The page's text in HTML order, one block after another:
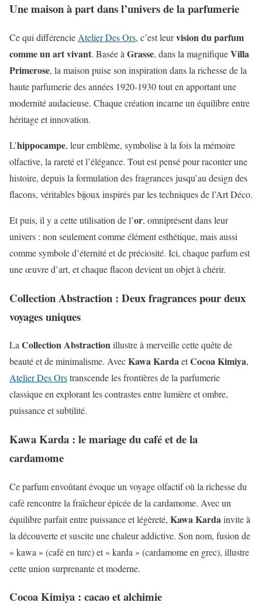
Une maison à part dans l’univers de la parfumerie
Ce qui différencie Atelier Des Ors, c’est leurvision du parfum
comme un art vivant. Basée à Grasse, dans la magnifiqueVilla
Primerose, la maison puise son inspiration dans la richesse de la
haute parfumerie des années 1920-1930 tout en apportant une
modernité audacieuse. Chaque création incarne un équilibre entre
héritage et innovation.
L’hippocampe, leur emblème, symbolise à la fois la mémoire
olfactive, la rareté et l’élégance. Tout est pensé pour raconter une
histoire, depuis la formulation des fragrances jusqu’au design des
flacons, véritables bijoux inspirés par les techniques de l’Art Déco.
Et puis, il y a cette utilisation de l’or, omniprésent dans leur
univers : non seulement comme élément esthétique, mais aussi
comme symbole d’éternité et de préciosité. Ici, chaque parfum est
une œuvre d’art, et chaque flacon devient un objet à chérir.
Collection Abstraction : Deux fragrances pour deux
voyages uniques
LaCollection Abstractionillustre à merveille cette quête de
beauté et de minimalisme. AvecKawa KardaetCocoa Kimiya,
Atelier Des Orstranscende les frontières de la parfumerie
classique en explorant les contrastes entre lumière et ombre,
puissance et subtilité.
Kawa Karda : le mariage du café et de la
cardamome
Ce parfum envoûtant évoque un voyage olfactif où la richesse du
café rencontre la fraîcheur épicée de la cardamome. Avec un
équilibre parfait entre puissance et légèreté, Kawa Kardainvite à
la découverte et suscite une chaleur addictive. Son nom, fusion de
« kawa » (café en turc) et « karda » (cardamome en grec), illustre
cette union surprenante et moderne.
Cocoa Kimiya : cacao et alchimie